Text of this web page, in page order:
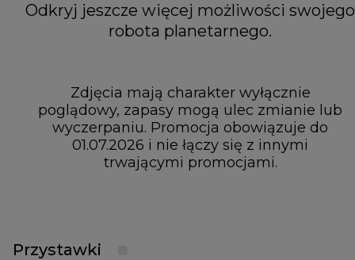
Odkryj jeszcze więcej możliwości swojego
robota planetarnego.
Zdjęcia mają charakter wyłącznie
poglądowy, zapasy mogą ulec zmianie lub
wyczerpaniu. Promocja obowiązuje do
01.07.2026 i nie łączy się z innymi
trwającymi promocjami.
Przystawki